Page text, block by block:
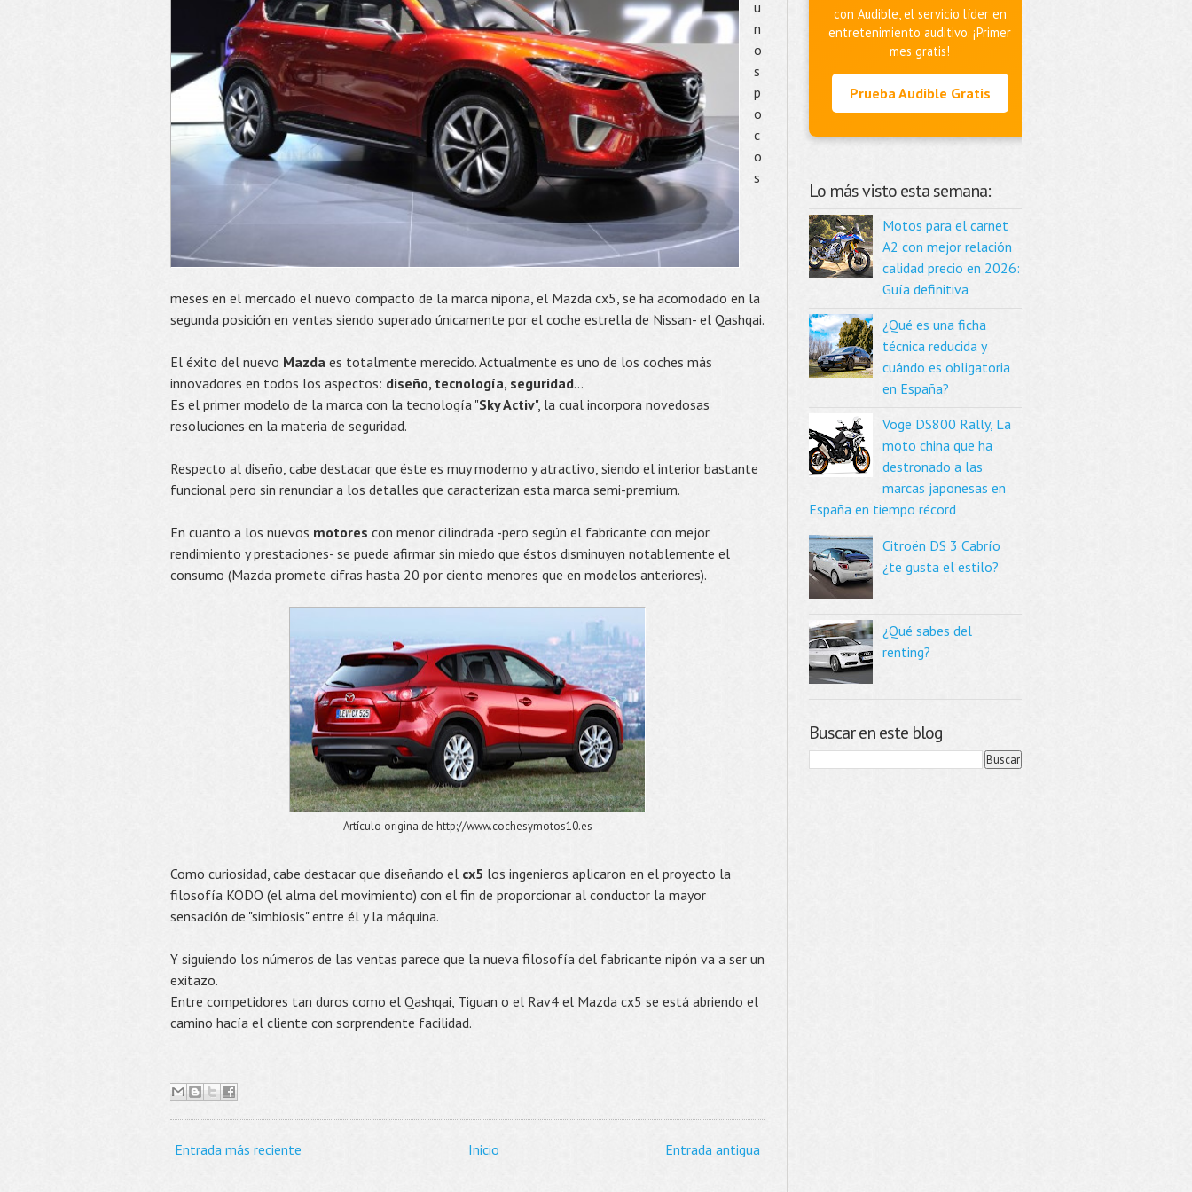
u
n
o
s
p
o
c
o
s
meses en el mercado el nuevo compacto de la marca nipona, el Mazda cx5, se ha acomodado en la
segunda posición en ventas siendo superado únicamente por el coche estrella de Nissan- el Qashqai.
El éxito del nuevo Mazda es totalmente merecido. Actualmente es uno de los coches más
innovadores en todos los aspectos: diseño, tecnología, seguridad...
Es el primer modelo de la marca con la tecnología "Sky Activ", la cual incorpora novedosas
resoluciones en la materia de seguridad.
Respecto al diseño, cabe destacar que éste es muy moderno y atractivo, siendo el interior bastante
funcional pero sin renunciar a los detalles que caracterizan esta marca semi-premium.
En cuanto a los nuevos motores con menor cilindrada -pero según el fabricante con mejor
rendimiento y prestaciones- se puede afirmar sin miedo que éstos disminuyen notablemente el
consumo (Mazda promete cifras hasta 20 por ciento menores que en modelos anteriores).
Artículo origina de http://www.cochesymotos10.es
Como curiosidad, cabe destacar que diseñando el cx5 los ingenieros aplicaron en el proyecto la
filosofía KODO (el alma del movimiento) con el fin de proporcionar al conductor la mayor
sensación de "simbiosis" entre él y la máquina.
Y siguiendo los números de las ventas parece que la nueva filosofía del fabricante nipón va a ser un
exitazo.
Entre competidores tan duros como el Qashqai, Tiguan o el Rav4 el Mazda cx5 se está abriendo el
camino hacía el cliente con sorprendente facilidad.
Entrada más reciente Entrada antigua
Inicio
con Audible, el servicio líder en
entretenimiento auditivo. ¡Primer
mes gratis!
Prueba Audible Gratis
Lo más visto esta semana:
Motos para el carnet
A2 con mejor relación
calidad precio en 2026:
Guía definitiva
¿Qué es una ficha
técnica reducida y
cuándo es obligatoria
en España?
Voge DS800 Rally, La
moto china que ha
destronado a las
marcas japonesas en
España en tiempo récord
Citroën DS 3 Cabrío
¿te gusta el estilo?
¿Qué sabes del
renting?
Buscar en este blog